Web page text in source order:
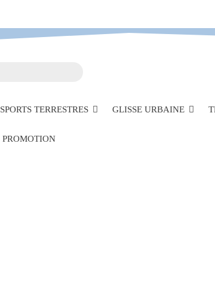
SPORTS TERRESTRES GLISSE URBAINE
PROMOTION